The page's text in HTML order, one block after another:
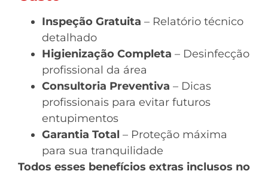
Inspeção Gratuita – Relatório técnico
detalhado
Higienização Completa – Desinfecção
profissional da área
Consultoria Preventiva – Dicas
profissionais para evitar futuros
entupimentos
Garantia Total – Proteção máxima
para sua tranquilidade
Todos esses benefícios extras inclusos no